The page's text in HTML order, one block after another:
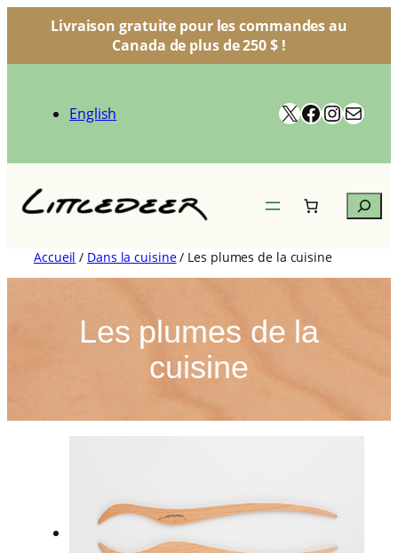
Livraison gratuite pour les commandes au
Canada de plus de 250 $ !
contenu English X Facebook
Search
Accueil / Dans la cuisine/ Les plumes de la cuisine
Les plumes de la
cuisine